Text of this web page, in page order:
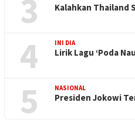
3 Kalahkan Thailand
4 INI DIA
Lirik Lagu ‘Poda
5 NASIONAL
Presiden Jokowi